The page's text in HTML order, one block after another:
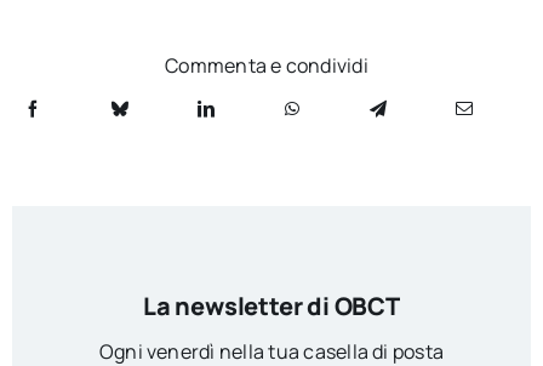
Commenta e condividi
La newsletter di OBCT
Ogni venerdì nella tua casella di posta